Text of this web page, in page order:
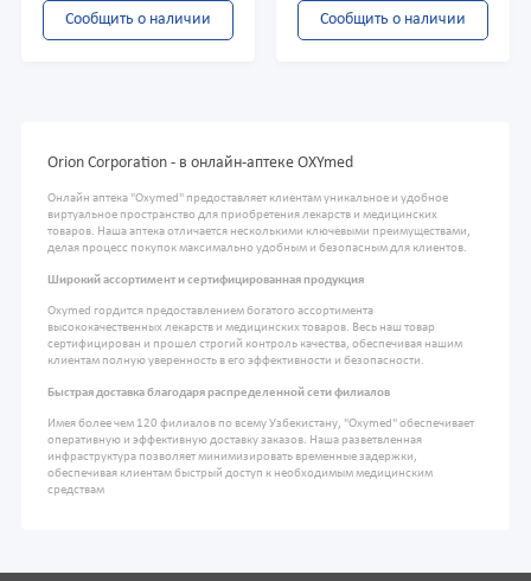
Сообщить о наличии Сообщить о наличии
Orion Corporation - в онлайн-аптеке OXYmed
Онлайн аптека "Oxymed" предоставляет клиентам уникальное и удобное
виртуальное пространство для приобретения лекарств и медицинских
товаров. Наша аптека отличается несколькими ключевыми преимуществами,
делая процесс покупок максимально удобным и безопасным для клиентов.
Широкий ассортимент и сертифицированная продукция
Oxymed гордится предоставлением богатого ассортимента
высококачественных лекарств и медицинских товаров. Весь наш товар
сертифицирован и прошел строгий контроль качества, обеспечивая нашим
клиентам полную уверенность в его эффективности и безопасности.
Быстрая доставка благодаря распределенной сети филиалов
Имея более чем 120 филиалов по всему Узбекистану, "Oxymed" обеспечивает
оперативную и эффективную доставку заказов. Наша разветвленная
инфраструктура позволяет минимизировать временные задержки,
обеспечивая клиентам быстрый доступ к необходимым медицинским
средствам